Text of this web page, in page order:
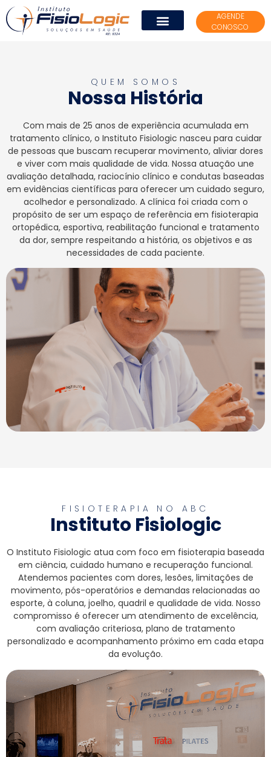
AGENDE
CONOSCO
QUEM SOMOS
Nossa História
Com mais de 25 anos de experiência acumulada em
tratamento clínico, o Instituto Fisiologic nasceu para cuidar
de pessoas que buscam recuperar movimento, aliviar dores
e viver com mais qualidade de vida. Nossa atuação une
avaliação detalhada, raciocínio clínico e condutas baseadas
em evidências científicas para oferecer um cuidado seguro,
acolhedor e personalizado. A clínica foi criada com o
propósito de ser um espaço de referência em fisioterapia
ortopédica, esportiva, reabilitação funcional e tratamento
da dor, sempre respeitando a história, os objetivos e as
necessidades de cada paciente.
FISIOTERAPIA NO ABC
Instituto Fisiologic
O Instituto Fisiologic atua com foco em fisioterapia baseada
em ciência, cuidado humano e recuperação funcional.
Atendemos pacientes com dores, lesões, limitações de
movimento, pós-operatórios e demandas relacionadas ao
esporte, à coluna, joelho, quadril e qualidade de vida. Nosso
compromisso é oferecer um atendimento de excelência,
com avaliação criteriosa, plano de tratamento
personalizado e acompanhamento próximo em cada etapa
da evolução.